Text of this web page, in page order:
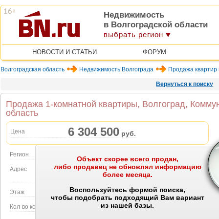
Недвижимость
в Волгоградской области
выбрать регион
НОВОСТИ И СТАТЬИ ФОРУМ
Волгоградская область Недвижимость Волгограда Продажа квартир
Вернуться к поиску
Объект скорее всего продан,
либо продавец не обновлял информацию
более месяца.
Воспользуйтесь формой поиска,
чтобы подобрать подходящий Вам вариант
из нашей базы.
Продажа 1-комнатной квартиры, Волгоград,
область
Цена 6 304 500 руб.
Регион
Адрес
Волгоград, Коммунистическая ул., 24
Объект на карте
Этаж 4 этаж в 5-этажном доме
Кол-во комнат